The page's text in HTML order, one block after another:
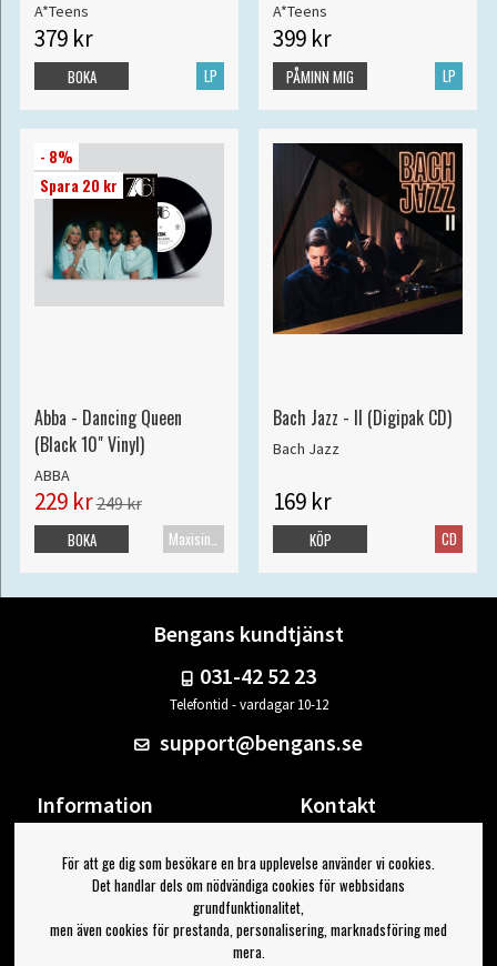
A*Teens
379 kr
LP
BOKA
A*Teens
399 kr
LP
PÅMINN MIG
- 8%
Spara 20 kr
Abba - Dancing Queen
(Black 10" Vinyl)
ABBA
229 kr249 kr
Maxisingel
BOKA
Bach Jazz - II (Digipak CD)
Bach Jazz
169 kr
CD
KÖP
Bengans kundtjänst
031-42 52 23
Telefontid - vardagar 10-12
support@bengans.se
Information
Om Bengans
FAQ / Köp- & Leveransvillkor
Kontakt
Din sida
Logga ut
Jag vill ha tips från Bengans
För att ge dig som besökare en bra upplevelse använder vi cookies.
Det handlar dels om nödvändiga cookies för webbsidans
grundfunktionalitet,
men även cookies för prestanda, personalisering, marknadsföring med
mera.